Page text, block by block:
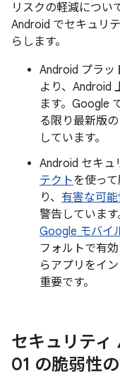
リスクの軽減につい
Android でセキュリ
らします。
Android プラッ
より、Android
ます。Google
る限り最新版
しています。
Android セキュ
テクトを使っ
り、 有害な可
警告していま
Google モバイ
フォルトで有
らアプリをイ
重要です。
セキュリテ
01 の脆弱性